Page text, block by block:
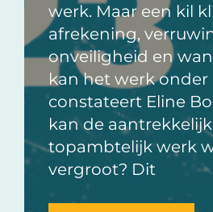
werk. Maar een kil
afrekening,
onveiligheid en
kan het werk onder
constateert Eline
kan de
topambtelijk werk
vergroot? Dit